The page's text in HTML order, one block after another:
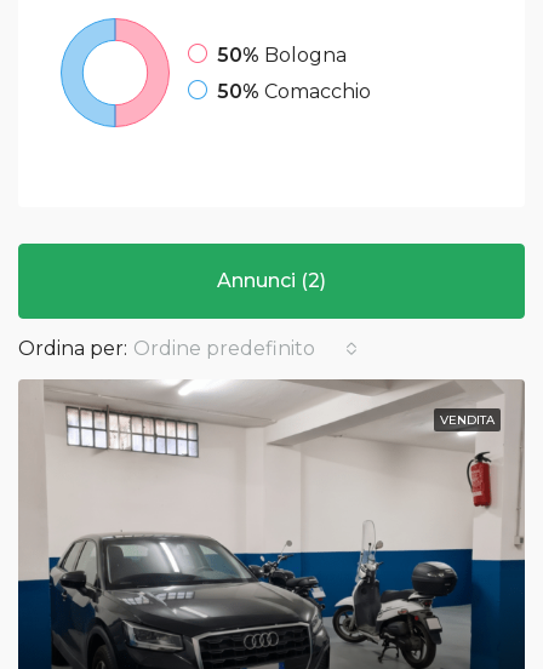
50% Bologna
50% Comacchio
Annunci (2)
Ordina per: Ordine predefinito
VENDITA